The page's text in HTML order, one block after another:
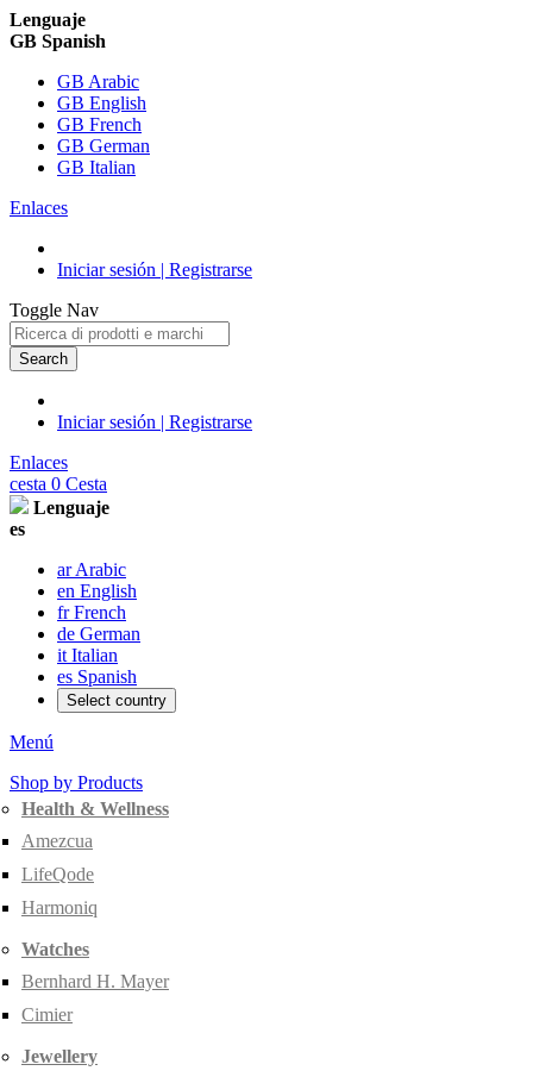
Lenguaje
GB Spanish
GB Arabic
GB English
GB French
GB German
GB Italian
Enlaces
Iniciar sesión | Registrarse
Toggle Nav
Search
Iniciar sesión | Registrarse
Enlaces
cesta 0 Cesta
Lenguaje
es
ar Arabic
en English
fr French
de German
it Italian
es Spanish
Select country
Menú
Shop by Products
Health & Wellness
Amezcua
LifeQode
Harmoniq
Watches
Bernhard H. Mayer
Cimier
Jewellery